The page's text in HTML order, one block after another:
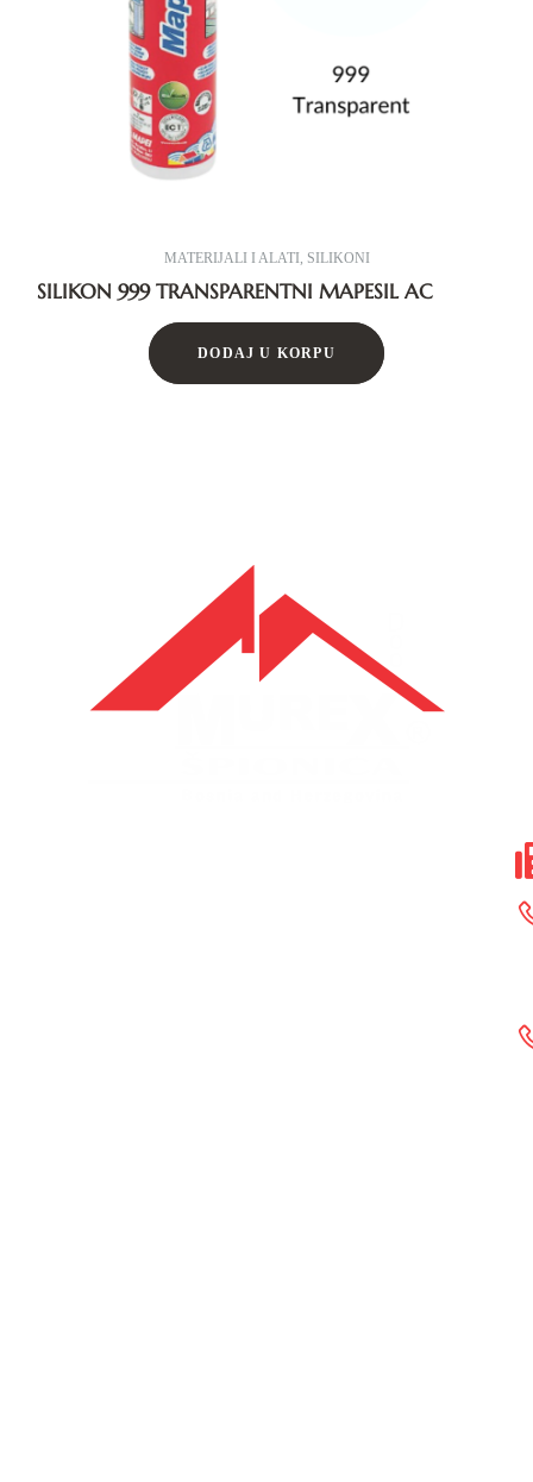
MATERIJALI I ALATI, SILIKONI
SILIKON 999 TRANSPARENTNI MAPESIL AC
DODAJ U KORPU